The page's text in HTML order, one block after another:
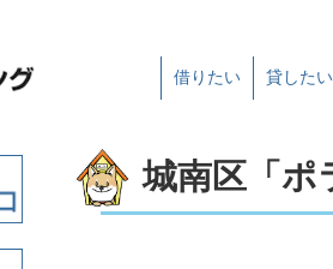
借りたい 貸したい
城南区「ポ